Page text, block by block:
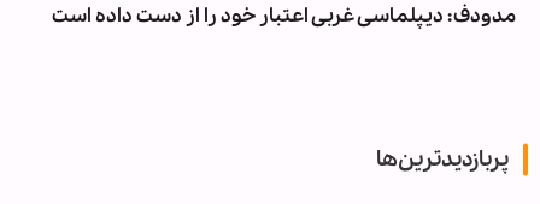
مدودف: دیپلماسی غربی اعتبار خود را از دست داده است
پربازدیدترین‌ها